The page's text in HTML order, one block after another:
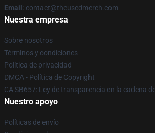
Email : contact@theusedmerch.com
Nuestra empresa
Sobre nosotros
Términos y condiciones
Política de privacidad
DMCA - Política de Copyright
CA SB657: Ley de transparencia en la cadena
Nuestro apoyo
Políticas de envío